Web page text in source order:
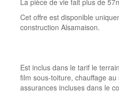
La pièce de vie fait plus de
Cet offre est disponible
construction Alsamaison.
Est inclus dans le tarif le
film sous-toiture, chauffage
assurances incluses dans le